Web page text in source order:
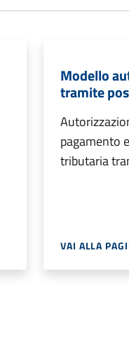
Modello
tramite
pagamento
tributaria
VAI ALLA